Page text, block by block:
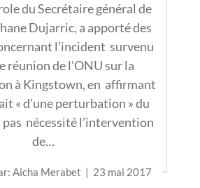
du Secrétaire général de
Dujarric, a apporté des
l’incident survenu
réunion de l’ONU sur la
à Kingstown, en affirmant
« d’une perturbation » du
pas nécessité l’intervention
de…
Aicha Merabet | 23 mai 2017